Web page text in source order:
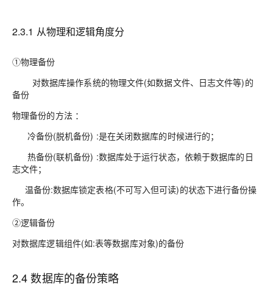
2.3.1 从物理和逻辑角度分
①物理备份
对数据库操作系统的物理文件(如数据文件、日志文件等)的
备份
物理备份的方法 ：
冷备份(脱机备份) :是在关闭数据库的时候进行的；
热备份(联机备份) :数据库处于运行状态，依赖于数据库的日
志文件；
温备份:数据库锁定表格(不可写入但可读)的状态下进行备份操
作。
②逻辑备份
对数据库逻辑组件(如:表等数据库对象)的备份
2.4 数据库的备份策略